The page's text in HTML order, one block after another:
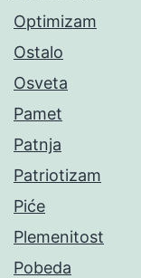
Optimizam
Ostalo
Osveta
Pamet
Patnja
Patriotizam
Piće
Plemenitost
Pobeda